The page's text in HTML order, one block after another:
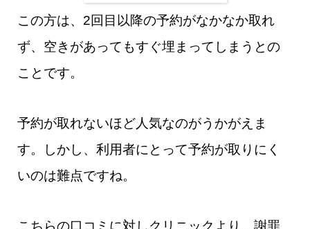
この方は、2回目以降の予約がなかなか取れ
ず、空きがあってもすぐ埋まってしまうとの
ことです。
予約が取れないほど人気なのがうかがえま
す。しかし、利用者にとって予約が取りにく
いのは難点ですね。
こちらの口コミに対しクリニックより、謝罪